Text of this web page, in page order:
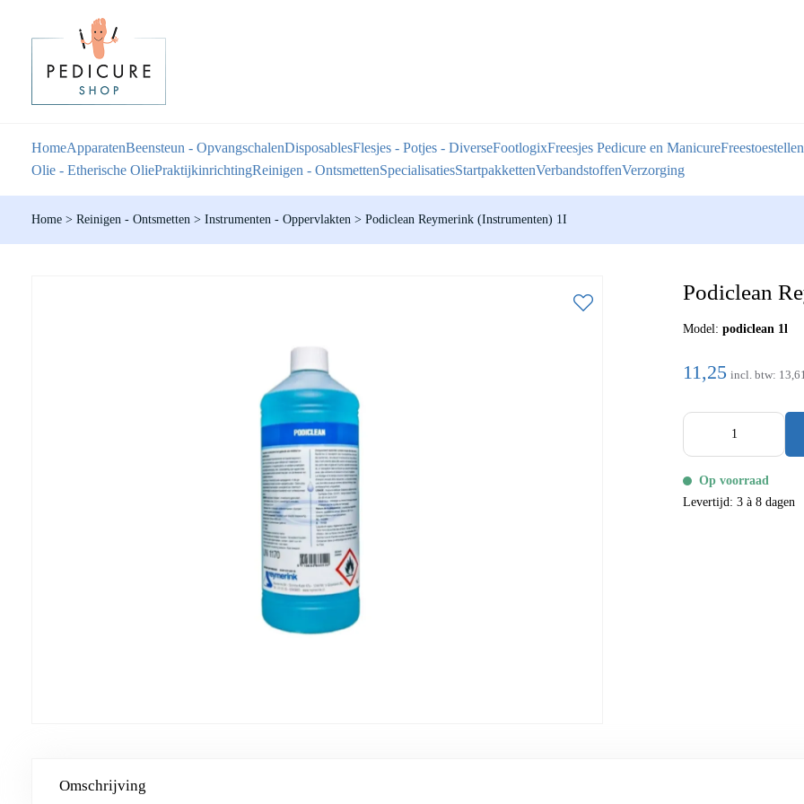
HomeApparatenBeensteun - OpvangschalenDisposablesFlesjes - Potjes - DiverseFootlogixFreesjes Pedicure en ManicureFreestoestellen
Olie - Etherische OliePraktijkinrichtingReinigen - OntsmettenSpecialisatiesStartpakkettenVerbandstoffenVerzorging
Home > Reinigen - Ontsmetten > Instrumenten - Oppervlakten > Podiclean Reymerink (Instrumenten) 1I
Podiclean
Model:podiclean 1l
11,25 incl. btw:
Op voorraad
Levertijd: 3 à 8 dagen
Omschrijving